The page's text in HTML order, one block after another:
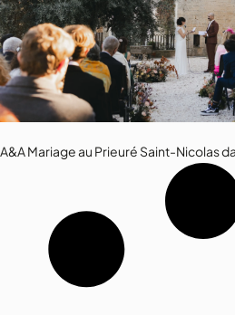
A&A Mariage au Prieuré Saint-Nicolas